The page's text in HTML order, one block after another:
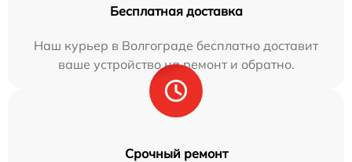
Бесплатная доставка
Наш курьер в Волгограде бесплатно доставит
ваше устройство на ремонт и обратно.
Срочный ремонт